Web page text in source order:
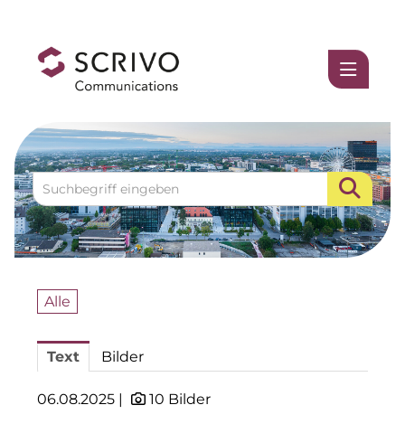
Medienmitteilungen
1337UGC
ACCUMULATA
Accumulata Operations (AOP)
AIM
BHB Unternehmensgruppe
City 1 Group
Clean Intralogistics Net (CIN)
Alle
Text Bilder
06.08.2025 | 10 Bilder